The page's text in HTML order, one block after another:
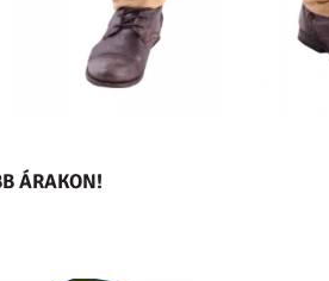
ÁRAKON!